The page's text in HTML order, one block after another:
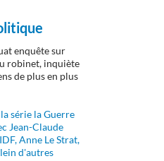
enquête sur
robinet, inquiète
de plus en plus
série la Guerre
Jean-Claude
Anne Le Strat,
d'autres